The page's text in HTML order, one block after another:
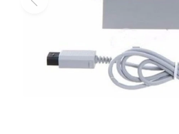
Accesorios